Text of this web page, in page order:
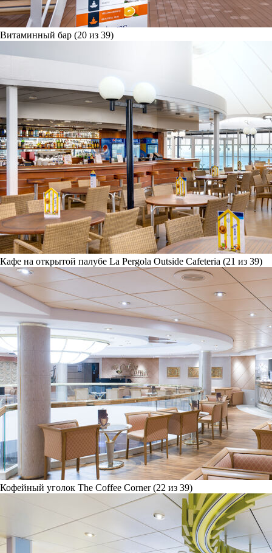
Витаминный бар (20 из 39)
Кафе на открытой палубе La Pergola Outside Cafeteria (21 из 39)
Кофейный уголок The Coffee Corner (22 из 39)